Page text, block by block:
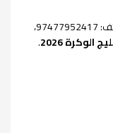
تواصلوا مع شركة استقدام الخليج قطر، قطر، هاتف: 97477952417،
2026
.